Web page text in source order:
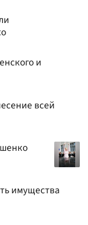
и
всей
имущества